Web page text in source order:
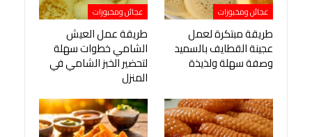
عجائن ومخبوزات
طريقة مبتكرة لعمل
عجينة القطايف بالسميد
وصفة سهلة ولذيذة
عجائن ومخبوزات
طريقة عمل العيش
الشامي خطوات سهلة
لتحضير الخبز الشامي في
المنزل